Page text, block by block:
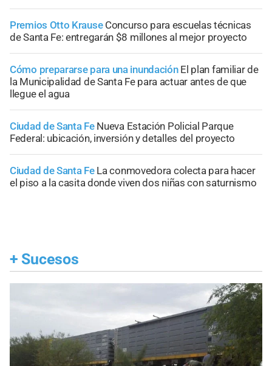
Premios Otto Krause Concurso para escuelas técnicas
de Santa Fe: entregarán $8 millones al mejor proyecto
Cómo prepararse para una inundación El plan familiar de
la Municipalidad de Santa Fe para actuar antes de que
llegue el agua
Ciudad de Santa Fe Nueva Estación Policial Parque
Federal: ubicación, inversión y detalles del proyecto
Ciudad de Santa Fe La conmovedora colecta para hacer
el piso a la casita donde viven dos niñas con saturnismo
+ Sucesos